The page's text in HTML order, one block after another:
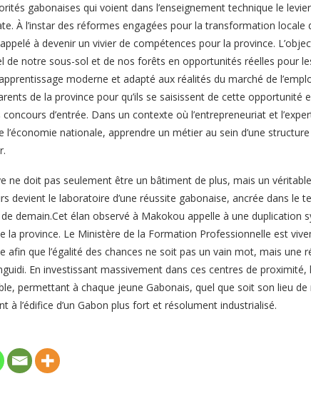
gabonaises qui voient dans l’enseignement technique le
À l’instar des réformes engagées pour la transformation locale
à devenir un vivier de compétences pour la province.
de notre sous-sol et de nos forêts en opportunités réelles pour
moderne et adapté aux réalités du marché de
de la province pour qu’ils se saisissent de cette opportunité
d’entrée. Dans un contexte où l’entrepreneuriat et
l’économie nationale, apprendre un métier au sein d’une
ne doit pas seulement être un bâtiment de plus, mais un
devient le laboratoire d’une réussite gabonaise, ancrée dans le
demain.Cet élan observé à Makokou appelle à une duplication
la province. Le Ministère de la Formation Professionnelle est
afin que l’égalité des chances ne soit pas un vain mot, mais une
En investissant massivement dans ces centres de proximité,
permettant à chaque jeune Gabonais, quel que soit son lieu de
à l’édifice d’un Gabon plus fort et résolument industrialisé.